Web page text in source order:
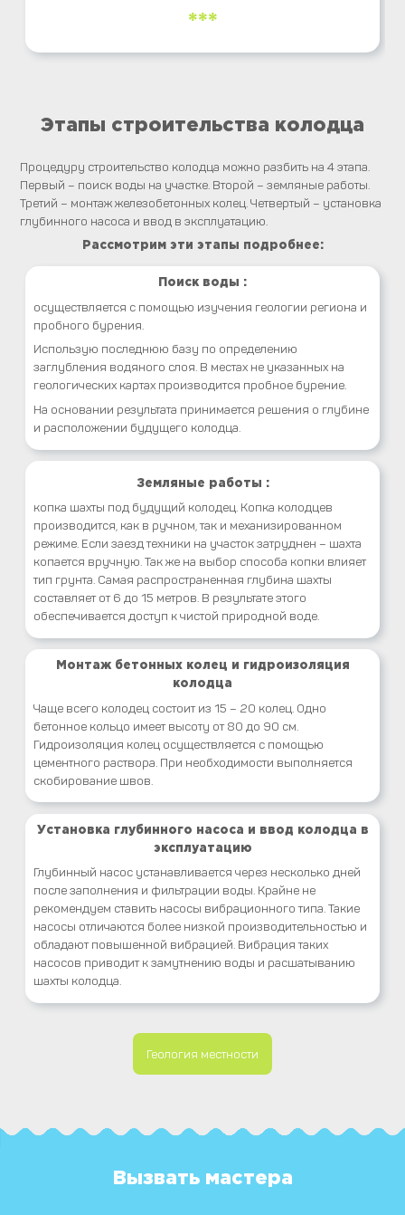
***
Этапы строительства колодца
Процедуру строительство колодца можно разбить на 4 этапа.
Первый – поиск воды на участке. Второй – земляные работы.
Третий – монтаж железобетонных колец. Четвертый – установка
глубинного насоса и ввод в эксплуатацию.
Рассмотрим эти этапы подробнее:
Поиск воды :
осуществляется с помощью изучения геологии региона и
пробного бурения.
Использую последнюю базу по определению
заглубления водяного слоя. В местах не указанных на
геологических картах производится пробное бурение.
На основании результата принимается решения о глубине
и расположении будущего колодца.
Земляные работы :
копка шахты под будущий колодец. Копка колодцев
производится, как в ручном, так и механизированном
режиме. Если заезд техники на участок затруднен – шахта
копается вручную. Так же на выбор способа копки влияет
тип грунта. Самая распространенная глубина шахты
составляет от 6 до 15 метров. В результате этого
обеспечивается доступ к чистой природной воде.
Монтаж бетонных колец и гидроизоляция
колодца
Чаще всего колодец состоит из 15 – 20 колец. Одно
бетонное кольцо имеет высоту от 80 до 90 см.
Гидроизоляция колец осуществляется с помощью
цементного раствора. При необходимости выполняется
скобирование швов.
Установка глубинного насоса и ввод колодца в
эксплуатацию
Глубинный насос устанавливается через несколько дней
после заполнения и фильтрации воды. Крайне не
рекомендуем ставить насосы вибрационного типа. Такие
насосы отличаются более низкой производительностью и
обладают повышенной вибрацией. Вибрация таких
насосов приводит к замутнению воды и расшатыванию
шахты колодца.
Геология местности
Вызвать мастера